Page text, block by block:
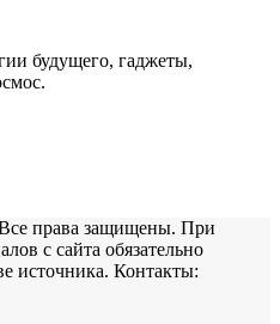
будущего, гаджеты,
права защищены. При
с сайта обязательно
источника. Контакты: